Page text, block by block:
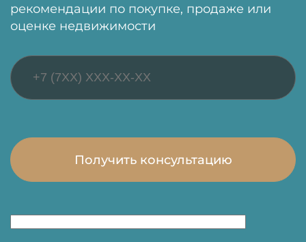
рекомендации по покупке, продаже или
оценке недвижимости